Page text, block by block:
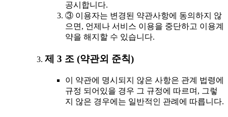
공시합니다.
③ 이용자는 변경된 약관사항에 동의하지 않
으면, 언제나 서비스 이용을 중단하고 이용계
약을 해지할 수 있습니다.
제 3 조 (약관외 준칙)
이 약관에 명시되지 않은 사항은 관계 법령에
규정 되어있을 경우 그 규정에 따르며, 그렇
지 않은 경우에는 일반적인 관례에 따릅니다.